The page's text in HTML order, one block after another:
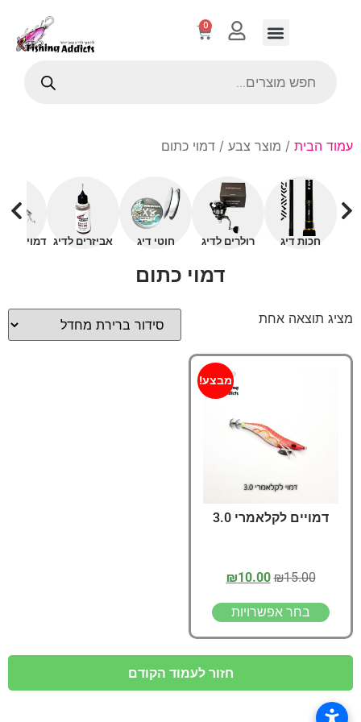
0
עמוד הבית / מוצר צבע / דמוי כתום
חכות דיג רולרים לדיג חוטי דיג אביזרים לדיג דמויים
דמוי כתום
מציג תוצאה אחת
מבצע!
דמויים לקלאמרי 3.0
₪15.00
₪10.00
בחר אפשרויות
חזור לעמוד הקודם